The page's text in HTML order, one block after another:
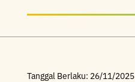
Tanggal Berlaku: 26/11/2025